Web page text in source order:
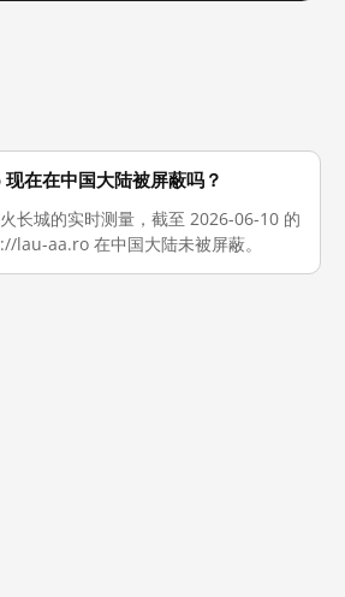
在在中国大陆被屏蔽吗？
长城的实时测量，截至 2026-06-10 的
lau-aa.ro 在中国大陆未被屏蔽。